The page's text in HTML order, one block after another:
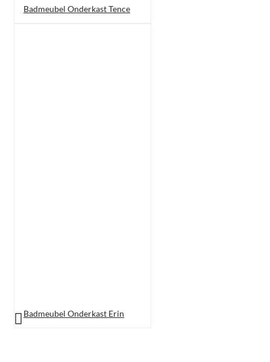
Badmeubel Onderkast Tence
Badmeubel Onderkast Erin